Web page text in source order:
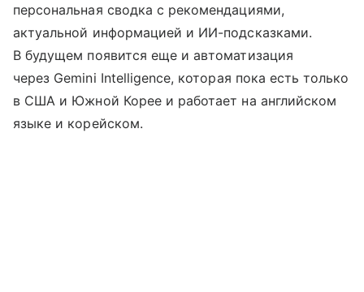
персональная сводка с рекомендациями,
актуальной информацией и ИИ-подсказками.
В будущем появится еще и автоматизация
через Gemini Intelligence, которая пока есть только
в США и Южной Корее и работает на английском
языке и корейском.